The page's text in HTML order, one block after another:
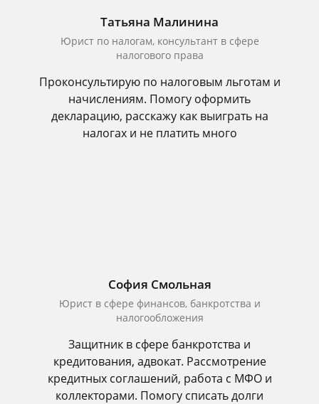
Татьяна Малинина
Юрист по налогам, консультант в сфере
налогового права
Проконсультирую по налоговым льготам и
начислениям. Помогу оформить
декларацию, расскажу как выиграть на
налогах и не платить много
София Смольная
Юрист в сфере финансов, банкротства и
налогообложения
Защитник в сфере банкротства и
кредитования, адвокат. Рассмотрение
кредитных соглашений, работа с МФО и
коллекторами. Помогу списать долги